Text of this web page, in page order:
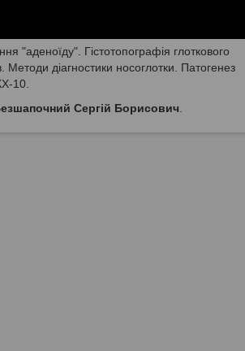
"аденоїду". Гістотопографія глоткового
діагностики носоглотки. Патогенез
10.
Сергій Борисович